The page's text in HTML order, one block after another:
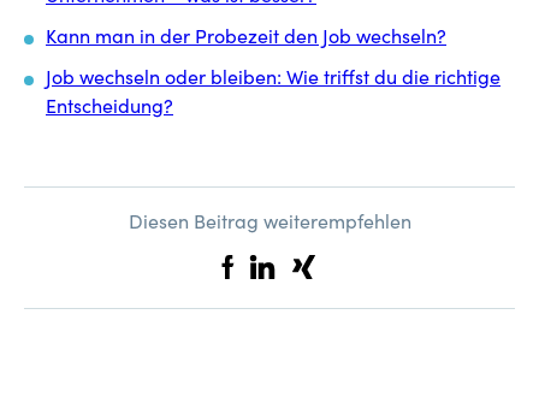
Kann man in der Probezeit den Job wechseln?
Job wechseln oder bleiben: Wie triffst du die richtige
Entscheidung?
Diesen Beitrag weiterempfehlen